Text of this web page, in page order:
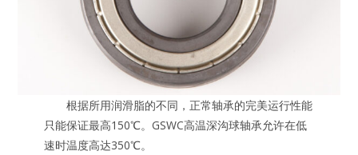
根据所用润滑脂的不同，正常轴承的完美运行性能
只能保证最高150℃。GSWC高温深沟球轴承允许在低
速时温度高达350℃。